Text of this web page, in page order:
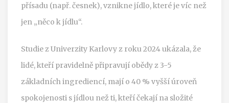
přísadu (např. česnek), vznikne jídlo, které je víc než
jen „něco k jídlu“.
Studie z Univerzity Karlovy z roku 2024 ukázala, že
lidé, kteří pravidelně připravují obědy z 3-5
základních ingrediencí, mají o 40 % vyšší úroveň
spokojenosti s jídlou než ti, kteří čekají na složité